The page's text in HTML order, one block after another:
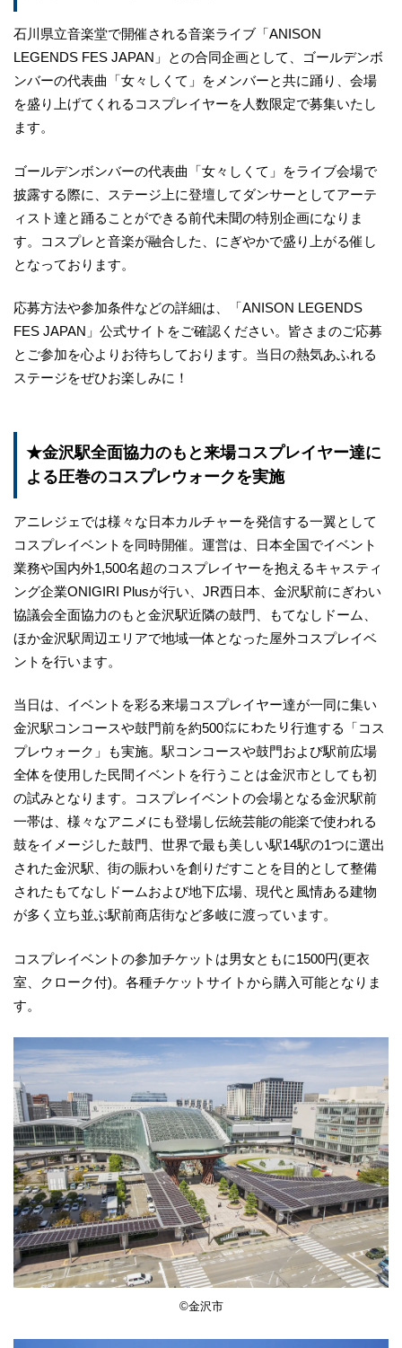
石川県立音楽堂で開催される音楽ライブ「ANISON
LEGENDS FES JAPAN」との合同企画として、ゴールデンボ
ンバーの代表曲「女々しくて」をメンバーと共に踊り、会場
を盛り上げてくれるコスプレイヤーを人数限定で募集いたし
ます。
ゴールデンボンバーの代表曲「女々しくて」をライブ会場で
披露する際に、ステージ上に登壇してダンサーとしてアーテ
ィスト達と踊ることができる前代未聞の特別企画になりま
す。コスプレと音楽が融合した、にぎやかで盛り上がる催し
となっております。
応募方法や参加条件などの詳細は、「ANISON LEGENDS
FES JAPAN」公式サイトをご確認ください。皆さまのご応募
とご参加を心よりお待ちしております。当日の熱気あふれる
ステージをぜひお楽しみに！
★金沢駅全面協力のもと来場コスプレイヤー達に
よる圧巻のコスプレウォークを実施
アニレジェでは様々な日本カルチャーを発信する一翼として
コスプレイベントを同時開催。運営は、日本全国でイベント
業務や国内外1,500名超のコスプレイヤーを抱えるキャスティ
ング企業ONIGIRI Plusが行い、JR西日本、金沢駅前にぎわい
協議会全面協力のもと金沢駅近隣の鼓門、もてなしドーム、
ほか金沢駅周辺エリアで地域一体となった屋外コスプレイベ
ントを行います。
当日は、イベントを彩る来場コスプレイヤー達が一同に集い
金沢駅コンコースや鼓門前を約500㍍にわたり行進する「コス
プレウォーク」も実施。駅コンコースや鼓門および駅前広場
全体を使用した民間イベントを行うことは金沢市としても初
の試みとなります。コスプレイベントの会場となる金沢駅前
一帯は、様々なアニメにも登場し伝統芸能の能楽で使われる
鼓をイメージした鼓門、世界で最も美しい駅14駅の1つに選出
された金沢駅、街の賑わいを創りだすことを目的として整備
されたもてなしドームおよび地下広場、現代と風情ある建物
が多く立ち並ぶ駅前商店街など多岐に渡っています。
コスプレイベントの参加チケットは男女ともに1500円(更衣
室、クローク付)。各種チケットサイトから購入可能となりま
す。
©金沢市